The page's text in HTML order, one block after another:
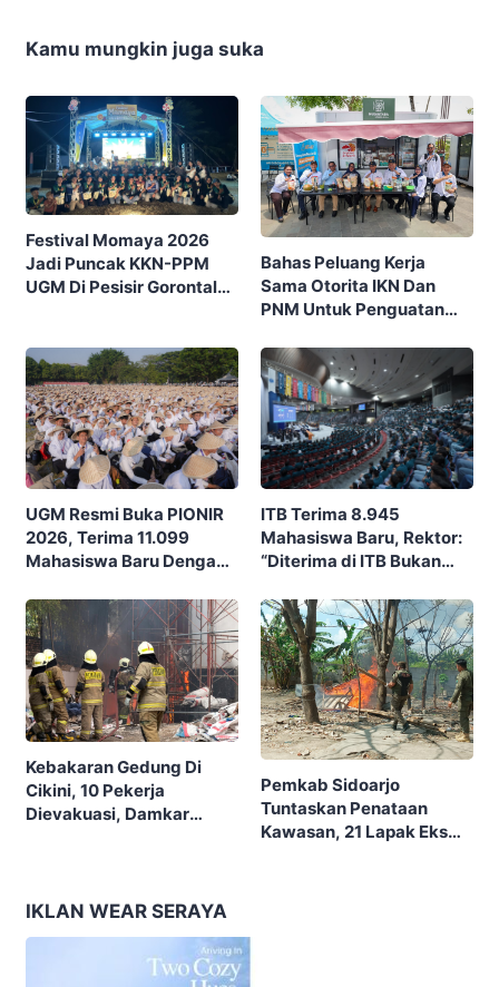
Kamu mungkin juga suka
Festival Momaya 2026
Jadi Puncak KKN-PPM
UGM Di Pesisir Gorontalo,
Bahas Peluang Kerja
Sama Otorita IKN Dan
PNM Untuk Penguatan
Nusantara
UGM Resmi Buka PIONIR
2026, Terima 11.099
Mahasiswa Baru Dengan
Membangun Bangsa”
ITB Terima 8.945
Mahasiswa Baru, Rektor:
“Diterima di ITB Bukan
Kebakaran Gedung Di
Cikini, 10 Pekerja
Dievakuasi, Damkar
Pemkab Sidoarjo
Tuntaskan Penataan
Kawasan, 21 Lapak Eks
IKLAN WEAR SERAYA